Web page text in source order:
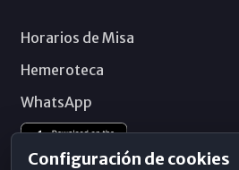
Horarios de Misa
Hemeroteca
WhatsApp
Configuración de cookies